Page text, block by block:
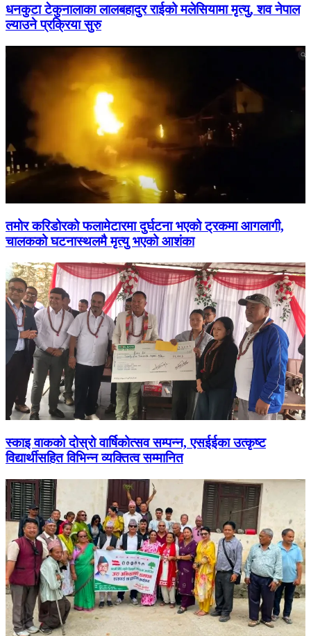
धनकुटा टेकुनालाका लालबहादुर राईको मलेसियामा मृत्यु, शव नेपाल
ल्याउने प्रक्रिया सुरु
तमोर करिडोरको फलामेटारमा दुर्घटना भएको ट्रकमा आगलागी,
चालकको घटनास्थलमै मृत्यु भएको आशंका
स्काइ वाकको दोस्रो वार्षिकोत्सव सम्पन्न, एसईईका उत्कृष्ट
विद्यार्थीसहित विभिन्न व्यक्तित्व सम्मानित